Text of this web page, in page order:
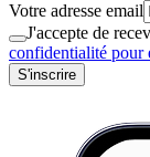
Votre adresse email
J'accepte de
confidentialité pour
S'inscrire